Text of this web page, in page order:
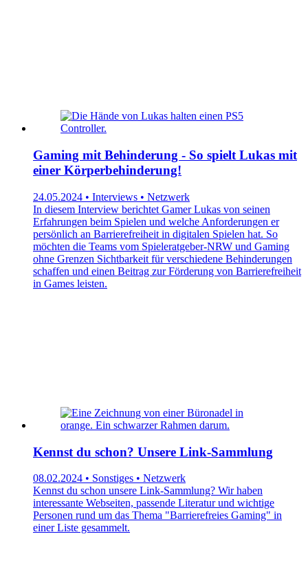
Gaming mit Behinderung - So spielt Lukas mit
einer Körperbehinderung!
24.05.2024 • Interviews • Netzwerk
In diesem Interview berichtet Gamer Lukas von seinen
Erfahrungen beim Spielen und welche Anforderungen er
persönlich an Barrierefreiheit in digitalen Spielen hat. So
möchten die Teams vom Spieleratgeber-NRW und Gaming
ohne Grenzen Sichtbarkeit für verschiedene Behinderungen
schaffen und einen Beitrag zur Förderung von Barrierefreiheit
in Games leisten.
Kennst du schon? Unsere Link-Sammlung
08.02.2024 • Sonstiges • Netzwerk
Kennst du schon unsere Link-Sammlung? Wir haben
interessante Webseiten, passende Literatur und wichtige
Personen rund um das Thema "Barrierefreies Gaming" in
einer Liste gesammelt.